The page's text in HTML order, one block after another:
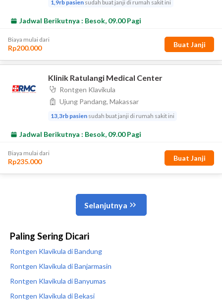
Paling Sering Dicari
Rontgen Klavikula di Bandung
Rontgen Klavikula di Banjarmasin
Rontgen Klavikula di Banyumas
Rontgen Klavikula di Bekasi